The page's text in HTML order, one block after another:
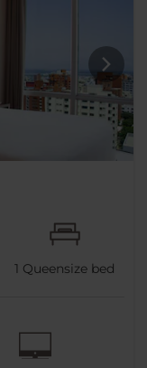
1 Queensize bed